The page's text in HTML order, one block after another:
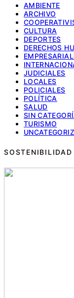
AMBIENTE
ARCHIVO
CULTURA
DEPORTES
DERECHOS
JUDICIALES
LOCALES
POLICIALES
POLÍTICA
SALUD
SIN
TURISMO